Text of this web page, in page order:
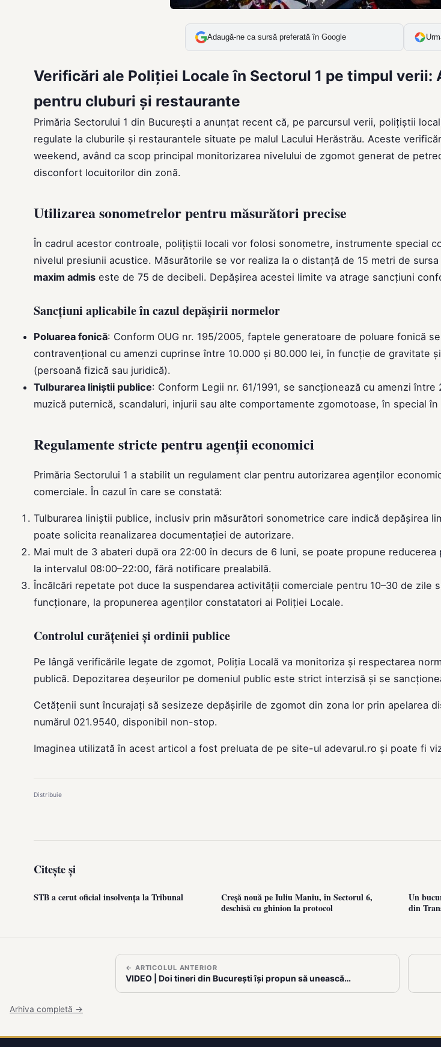
Adaugă-ne ca sursă preferată în Google
Verificări ale Poliției Locale în Sectorul 1 pe timpul verii:
pentru cluburi și restaurante
Primăria Sectorului 1 din București a anunțat recent că, pe parcursul verii, polițiștii
regulate la cluburile și restaurantele situate pe malul Lacului Herăstrău. Aceste
weekend, având ca scop principal monitorizarea nivelului de zgomot generat de
disconfort locuitorilor din zonă.
Utilizarea sonometrelor pentru măsurători precise
În cadrul acestor controale, polițiștii locali vor folosi sonometre, instrumente special
nivelul presiunii acustice. Măsurătorile se vor realiza la o distanță de 15 metri de
maxim admis este de 75 de decibeli. Depășirea acestei limite va atrage sancțiuni
Sancțiuni aplicabile în cazul depășirii normelor
Poluarea fonică: Conform OUG nr. 195/2005, faptele generatoare de poluare fonică
contravențional cu amenzi cuprinse între 10.000 și 80.000 lei, în funcție de gravitate
(persoană fizică sau juridică).
Tulburarea liniștii publice: Conform Legii nr. 61/1991, se sancționează cu amenzi
muzică puternică, scandaluri, injurii sau alte comportamente zgomotoase, în special
Regulamente stricte pentru agenții economici
Primăria Sectorului 1 a stabilit un regulament clar pentru autorizarea agenților
comerciale. În cazul în care se constată:
Tulburarea liniștii publice, inclusiv prin măsurători sonometrice care indică depășirea
poate solicita reanalizarea documentației de autorizare.
Mai mult de 3 abateri după ora 22:00 în decurs de 6 luni, se poate propune reducerea
la intervalul 08:00–22:00, fără notificare prealabilă.
Încălcări repetate pot duce la suspendarea activității comerciale pentru 10–30 de zile
funcționare, la propunerea agenților constatatori ai Poliției Locale.
Controlul curățeniei și ordinii publice
Pe lângă verificările legate de zgomot, Poliția Locală va monitoriza și respectarea
publică. Depozitarea deșeurilor pe domeniul public este strict interzisă și se
Cetățenii sunt încurajați să sesizeze depășirile de zgomot din zona lor prin apelarea
numărul 021.9540, disponibil non-stop.
Imaginea utilizată în acest articol a fost preluata de pe site-ul adevarul.ro și poate fi
Distribuie
Citește și
STB a cerut oficial insolvența la Tribunal
Creșă nouă pe Iuliu Maniu, în Sectorul 6,
deschisă cu ghinion la protocol
Un
din
← ARTICOLUL ANTERIOR
VIDEO | Doi tineri din București își propun să unească…
Arhiva completă →